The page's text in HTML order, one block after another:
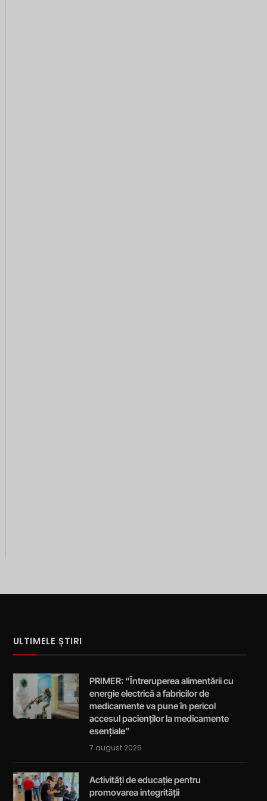
ULTIMELE ȘTIRI
PRIMER: “Întreruperea alimentării cu
energie electrică a fabricilor de
medicamente va pune în pericol
accesul pacienților la medicamente
esențiale”
7 august 2026
Activități de educație pentru
promovarea integrității